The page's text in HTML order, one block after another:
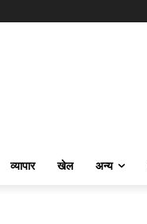
व्यापार खेल अन्य